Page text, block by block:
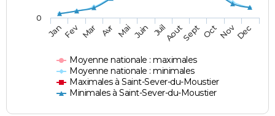
Moyenne nationale : maximales
Moyenne nationale : minimales
Maximales à Saint-Sever-du-Moustier
Minimales à Saint-Sever-du-Moustier
JanFev Mar Avr Mai Juin JuilAoutSept OctNovDec
0